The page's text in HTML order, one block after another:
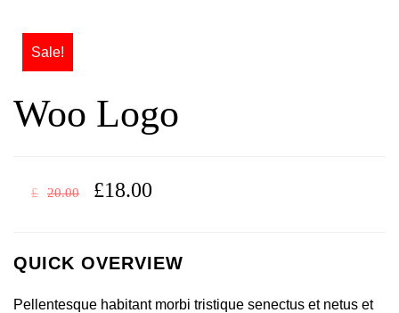
Sale!
Woo Logo
£ 20.00 £18.00
QUICK OVERVIEW
Pellentesque habitant morbi tristique senectus et netus et